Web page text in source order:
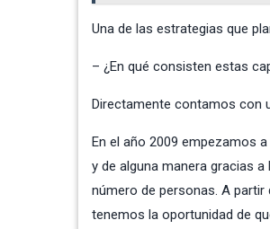
Una de las estrategias que
– ¿En qué consisten estas
Directamente contamos con
En el año 2009 empezamos
y de alguna manera gracias
número de personas. A
tenemos la oportunidad de